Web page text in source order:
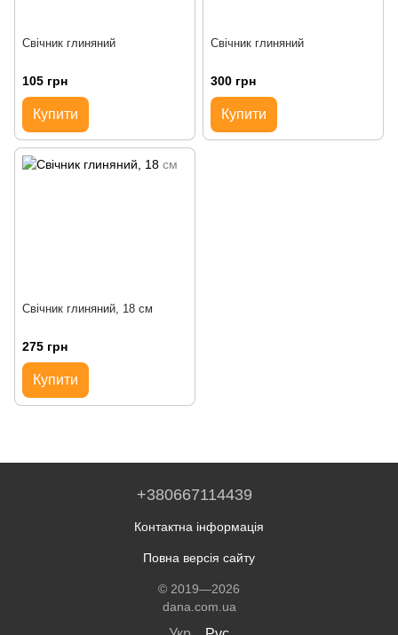
Свічник глиняний
105 грн
Купити
Свічник глиняний
300 грн
Купити
Свічник глиняний, 18 см
275 грн
Купити
+380667114439
Контактна інформація
Повна версія сайту
© 2019—2026
dana.com.ua